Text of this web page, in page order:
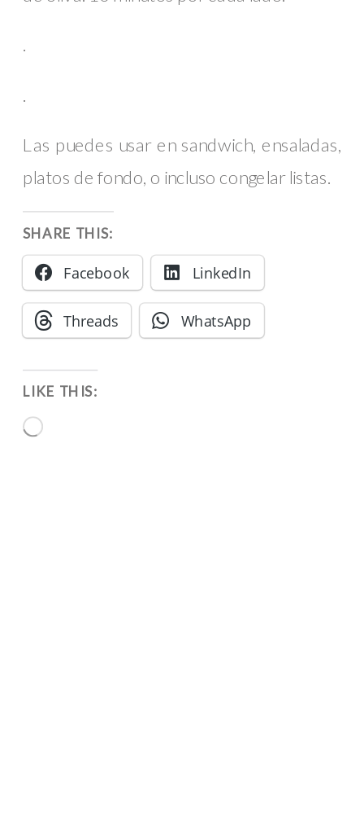
Las puedes usar en sandwich, ensaladas,
platos de fondo, o incluso congelar listas.
SHARE THIS:
Facebook LinkedIn
Threads WhatsApp
LIKE THIS:
Loading…